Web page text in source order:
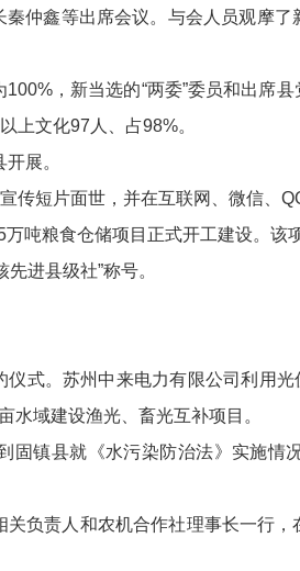
仲鑫等出席会议。与会人员观摩
，新当选的“两委”委员和出席
上文化97人、占98%。
展。
短片面世，并在互联网、微信、
吨粮食仓储项目正式开工建设。该
进县级社”称号。
式。苏州中来电力有限公司利用
水域建设渔光、畜光互补项目。
镇县就《水污染防治法》实施情
负责人和农机合作社理事长一行